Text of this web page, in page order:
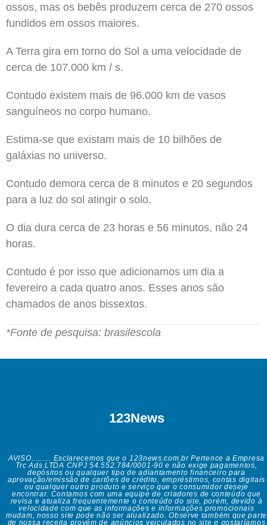
ossos, mas os bebês produzem cerca de 270 ossos
fundidos em ossos maiores.
A Terra gira em torno do Sol a uma velocidade de
cerca de 107.000 km / s.
Contudo existem mais de 96.000 km de vasos
sanguíneos no corpo humano.
Estima-se que existam mais de 10 bilhões de
galáxias no universo.
Contudo demora cerca de 8 minutos e 20 segundos
para a luz do sol atingir o solo.
O dia dura cerca de 23 horas e 56 minutos, não 24
horas.
Contudo é por isso que adicionamos um dia a
fevereiro a cada quatro anos. Esses anos são
chamados de anos bissextos.
*Fonte de pesquisa: brasilescola
123News
AVISO......... Esclarecemos que o 123news.com.br Pertence a Empresa
Trc Ads LTDA CNPJ 54.552.784/0001-90 e não exige pagamentos,
depósitos ou qualquer tipo de adiantamento financeiro para
aprovação/emissão de cartões de crédito, empréstimos, contas digitais
ou qualquer outro produto e serviço que o consumidor deseje
encontrar. Contamos com uma equipe de criadores de conteúdo que
revisa e atualiza frequentemente o conteúdo do site, porém, devido à
velocidade com que as informações e informações promocionais
mudam, nosso site pode não ser atualizado. Observe também que parte
de nossa receita provém de anúncios veiculados no site e gostaríamos